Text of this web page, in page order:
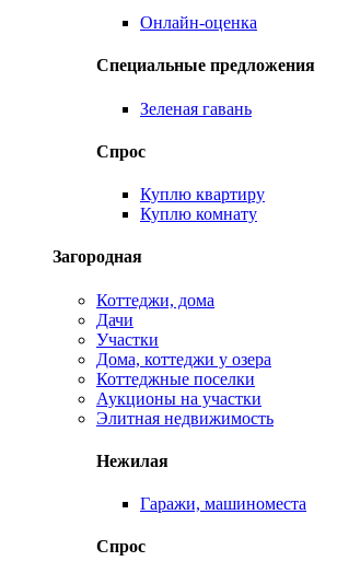
Онлайн-оценка
Специальные предложения
Зеленая гавань
Спрос
Куплю квартиру
Куплю комнату
Загородная
Коттеджи, дома
Дачи
Участки
Дома, коттеджи у озера
Коттеджные поселки
Аукционы на участки
Элитная недвижимость
Нежилая
Гаражи, машиноместа
Спрос